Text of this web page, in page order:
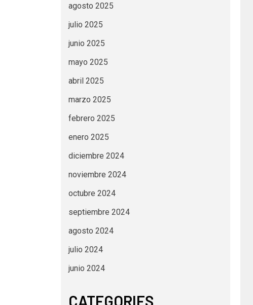
agosto 2025
julio 2025
junio 2025
mayo 2025
abril 2025
marzo 2025
febrero 2025
enero 2025
diciembre 2024
noviembre 2024
octubre 2024
septiembre 2024
agosto 2024
julio 2024
junio 2024
CATEGORIES